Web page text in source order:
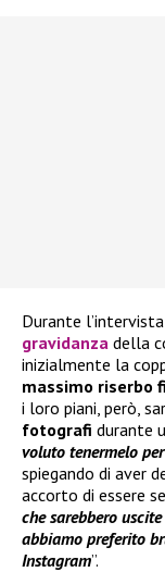
Durante
gravidanza della
inizialmente la
massimo riserbo
i loro piani, però,
fotografi durante
voluto tenermelo
spiegando di aver
accorto di essere
che sarebbero
abbiamo preferito
Instagram”.